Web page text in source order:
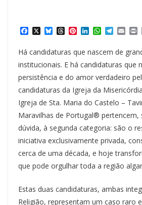
a
e
b
o
o
k
X B
u
e
s
k
y
T
h
e
a
d
s
P
t
e
r
e
s
t
L
k
e
d
I
n
W
h
t
s
A
p
p
T
e
e
g
r
a
m
E
m
i
l
P
n
t
Há candidaturas que nascem de
institucionais. E há candidaturas que
persistência e do amor verdadeiro
candidaturas da Igreja da
Igreja de Sta. Maria do Castelo –
Maravilhas de Portugal® pertencem,
dúvida, à segunda categoria: são o
iniciativa exclusivamente privada,
cerca de uma década, e hoje
que pode orgulhar toda a região
Estas duas candidaturas, ambas
Religião, representam um caso raro